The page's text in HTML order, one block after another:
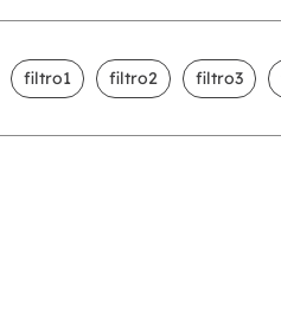
filtro1 filtro2 filtro3